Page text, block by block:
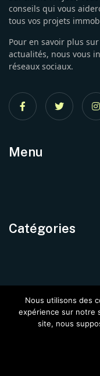
conseils qui vous
tous vos projets
Pour en savoir plus
actualités, nous vous
réseaux sociaux.
Menu
Catégories
Nous utilisons des
expérience sur notre
site, nous